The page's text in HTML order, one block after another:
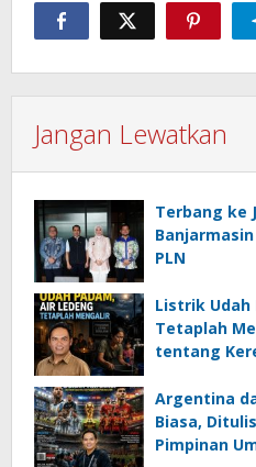
Jangan Lewatkan
Terbang ke
PLN
Listrik Udah
Tetaplah
tentang
Ancaman
Rifai, SH
Argentina
Biasa,
Pimpinan